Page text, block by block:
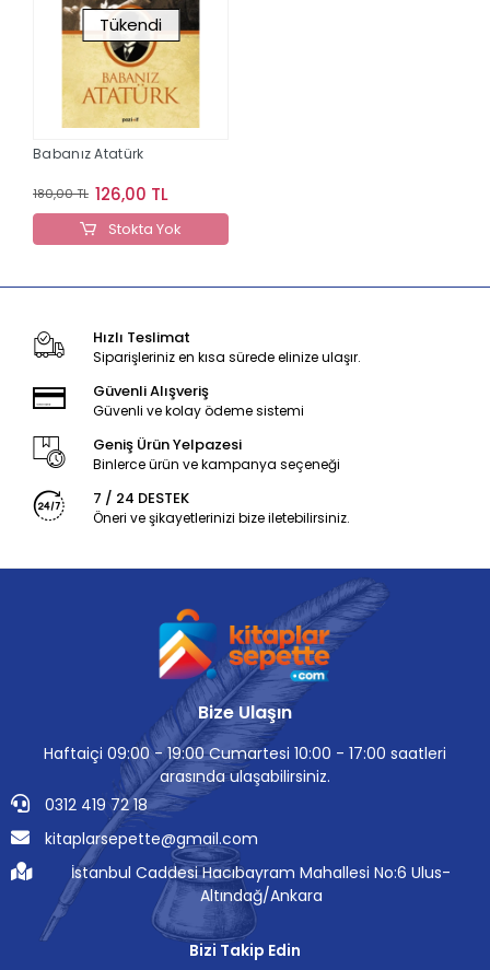
Tükendi
Babanız Atatürk
180,00 TL 126,00 TL
Stokta Yok
Hızlı Teslimat
Siparişleriniz en kısa sürede elinize ulaşır.
Güvenli Alışveriş
Güvenli ve kolay ödeme sistemi
Geniş Ürün Yelpazesi
Binlerce ürün ve kampanya seçeneği
7 / 24 DESTEK
Öneri ve şikayetlerinizi bize iletebilirsiniz.
Bize Ulaşın
Haftaiçi 09:00 - 19:00 Cumartesi 10:00 - 17:00 saatleri
arasında ulaşabilirsiniz.
0312 419 72 18
kitaplarsepette@gmail.com
İstanbul Caddesi Hacıbayram Mahallesi No:6 Ulus-
Altındağ/Ankara
Bizi Takip Edin